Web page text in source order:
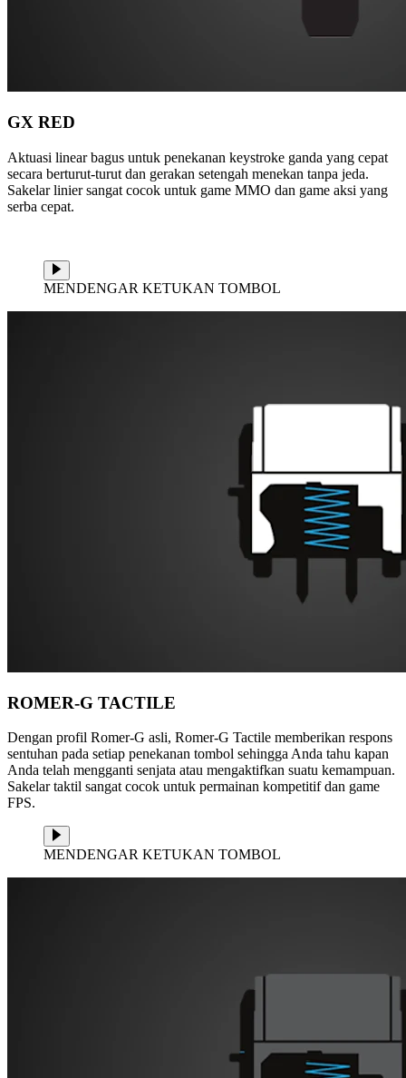
GX RED
Aktuasi linear bagus untuk penekanan keystroke ganda yang cepat
secara berturut-turut dan gerakan setengah menekan tanpa jeda.
Sakelar linier sangat cocok untuk game MMO dan game aksi yang
serba cepat.
MENDENGAR KETUKAN TOMBOL
ROMER-G TACTILE
Dengan profil Romer-G asli, Romer-G Tactile memberikan respons
sentuhan pada setiap penekanan tombol sehingga Anda tahu kapan
Anda telah mengganti senjata atau mengaktifkan suatu kemampuan.
Sakelar taktil sangat cocok untuk permainan kompetitif dan game
FPS.
MENDENGAR KETUKAN TOMBOL